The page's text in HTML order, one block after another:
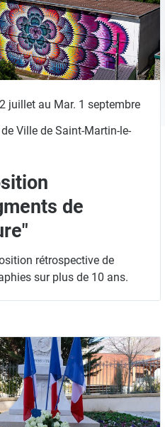
juillet au Mar. 1 septembre
Ville de Saint-Martin-le-
de
rétrospective de
sur plus de 10 ans.